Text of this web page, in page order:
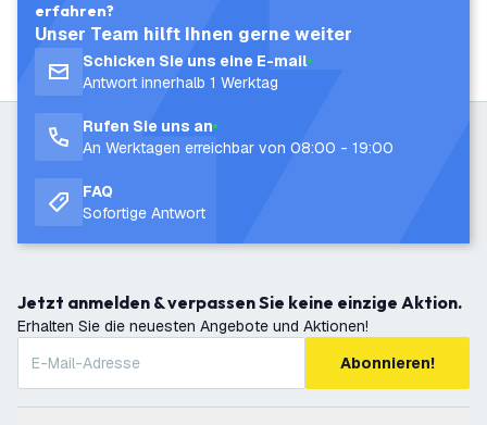
erfahren?
Unser Team hilft Ihnen gerne weiter
Schicken Sie uns eine E-mail
Antwort innerhalb 1 Werktag
Rufen Sie uns an
An Werktagen erreichbar von 08:00 - 19:00
FAQ
Sofortige Antwort
Jetzt anmelden & verpassen Sie keine einzige Aktion.
Erhalten Sie die neuesten Angebote und Aktionen!
Abonnieren!